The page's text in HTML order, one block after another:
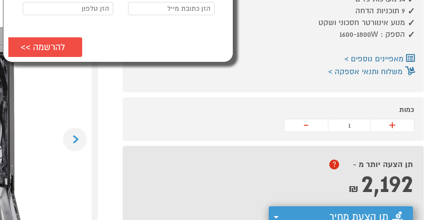
9 תוכניות הדחה
מנוע אינוורטר חסכוני ושקט
הספק : 1600-1800W
מאפיינים נוספים
משלוח ותנאי אספקה
כמות
+
-
תן הצעה יותר מ - ?
2,192
₪
תן הצעת מחיר